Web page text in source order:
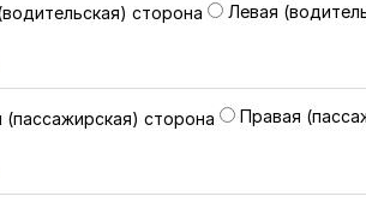
Левая
Правая